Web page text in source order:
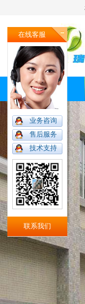
在线客服
业务咨询
售后服务
技术支持
联系我们